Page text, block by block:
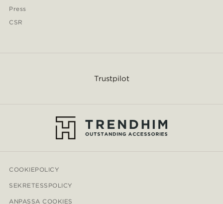
Press
CSR
Trustpilot
COOKIEPOLICY
SEKRETESSPOLICY
ANPASSA COOKIES